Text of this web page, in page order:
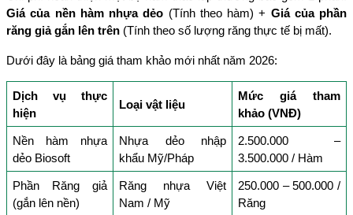
Giá của nền hàm nhựa dẻo (Tính theo hàm) + Giá của phần
răng giả gắn lên trên (Tính theo số lượng răng thực tế bị mất).
Dưới đây là bảng giá tham khảo mới nhất năm 2026:
Dịch vụ thực
hiện
Loại vật liệu
Mức giá tham
khảo (VNĐ)
Nền hàm nhựa
dẻo Biosoft
Nhựa dẻo nhập
khẩu Mỹ/Pháp
2.500.000 –
3.500.000 / Hàm
Phần Răng giả
(gắn lên nền)
Răng nhựa Việt
Nam / Mỹ
250.000 – 500.000 /
Răng